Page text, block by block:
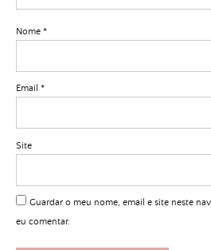
Nome *
Email *
Site
Guardar o meu nome, email e site neste
eu comentar.